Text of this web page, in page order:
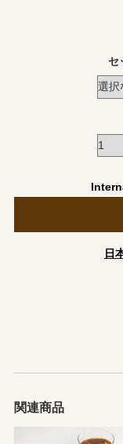
セ
日
関連商品